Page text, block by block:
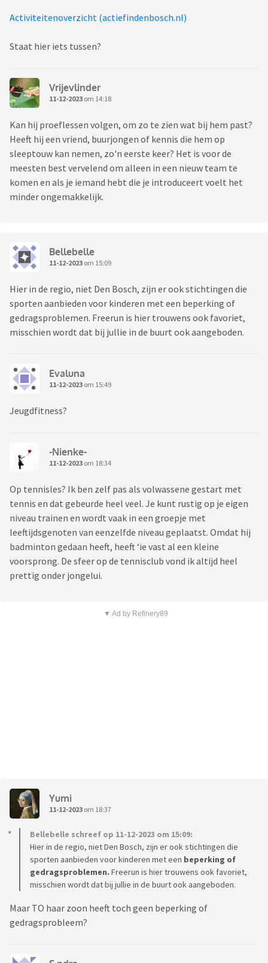
Activiteitenoverzicht (actiefindenbosch.nl)
Staat hier iets tussen?
Vrijevlinder
11-12-2023 om 14:18
Kan hij proeflessen volgen, om zo te zien wat bij hem past?
Heeft hij een vriend, buurjongen of kennis die hem op
sleeptouw kan nemen, zo'n eerste keer? Het is voor de
meesten best vervelend om alleen in een nieuw team te
komen en als je iemand hebt die je introduceert voelt het
minder ongemakkelijk.
Bellebelle
11-12-2023 om 15:09
Hier in de regio, niet Den Bosch, zijn er ook stichtingen die
sporten aanbieden voor kinderen met een beperking of
gedragsproblemen. Freerun is hier trouwens ook favoriet,
misschien wordt dat bij jullie in de buurt ook aangeboden.
Evaluna
11-12-2023 om 15:49
Jeugdfitness?
-Nienke-
11-12-2023 om 18:34
Op tennisles? Ik ben zelf pas als volwassene gestart met
tennis en dat gebeurde heel veel. Je kunt rustig op je eigen
niveau trainen en wordt vaak in een groepje met
leeftijdsgenoten van eenzelfde niveau geplaatst. Omdat hij
badminton gedaan heeft, heeft ‘ie vast al een kleine
voorsprong. De sfeer op de tennisclub vond ik altijd heel
prettig onder jongelui.
▼ Ad by Refinery89
Yumi
11-12-2023 om 18:37
Bellebelle schreef op 11-12-2023 om 15:09:
Hier in de regio, niet Den Bosch, zijn er ook stichtingen die
sporten aanbieden voor kinderen met een beperking of
gedragsproblemen. Freerun is hier trouwens ook favoriet,
misschien wordt dat bij jullie in de buurt ook aangeboden.
Maar TO haar zoon heeft toch geen beperking of
gedragsprobleem?